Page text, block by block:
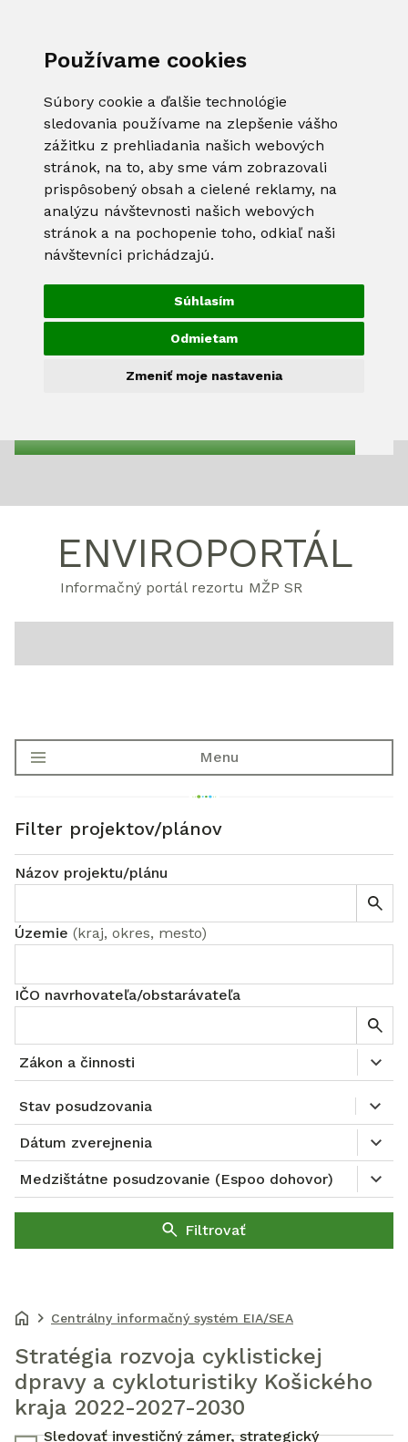
Používame cookies
Súbory cookie a ďalšie technológie
sledovania používame na zlepšenie vášho
zážitku z prehliadania našich webových
stránok, na to, aby sme vám zobrazovali
prispôsobený obsah a cielené reklamy, na
analýzu návštevnosti našich webových
stránok a na pochopenie toho, odkiaľ naši
návštevníci prichádzajú.
Súhlasím
Odmietam
Zmeniť moje nastavenia
ENVIROPORTÁL
Informačný portál rezortu MŽP SR
Menu
Filter projektov/plánov
Názov projektu/plánu
Územie (kraj, okres, mesto)
IČO navrhovateľa/obstarávateľa
Zákon a činnosti
Stav posudzovania
Dátum zverejnenia
Medzištátne posudzovanie (Espoo dohovor)
Filtrovať
Centrálny informačný systém EIA/SEA
Stratégia rozvoja cyklistickej
dpravy a cykloturistiky Košického
kraja 2022-2027-2030
Sledovať investičný zámer, strategický